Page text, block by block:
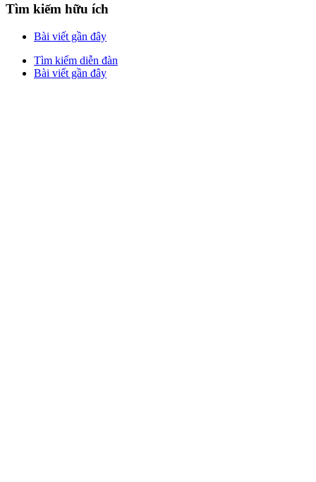
Tìm kiếm hữu ích
Bài viết gần đây
Tìm kiếm diễn đàn
Bài viết gần đây